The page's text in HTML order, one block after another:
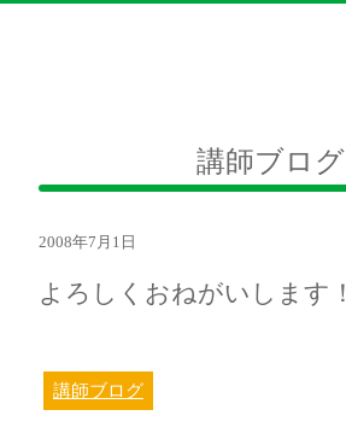
講師ブログ
2008年7月1日
よろしくおねがいします！
講師ブログ